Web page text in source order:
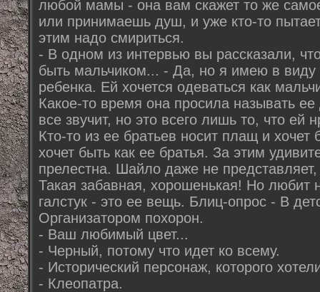
любой мамы - она вам скажет то же
или принимаешь душ, и уже кто-то
этим надо смириться.
- В одном из интервью вы рассказали,
быть мальчиком... - Да, но я имею в виду
ребенка. Ей хочется одеваться как
Какое-то время она просила называть
все звучит, но это всего лишь то, что ей
Кто-то из ее братьев носит плащ и
хочет быть как ее братья. За этим
прелестна. Шайло даже не
Такая забавная, хорошенькая! Но любит
галстук - это ее вещь. Блиц-опрос - В
Организатором похорон.
- Ваш любимый цвет...
- Черный, потому что идет ко всему.
- Исторический персонаж, которого
- Клеопатра.